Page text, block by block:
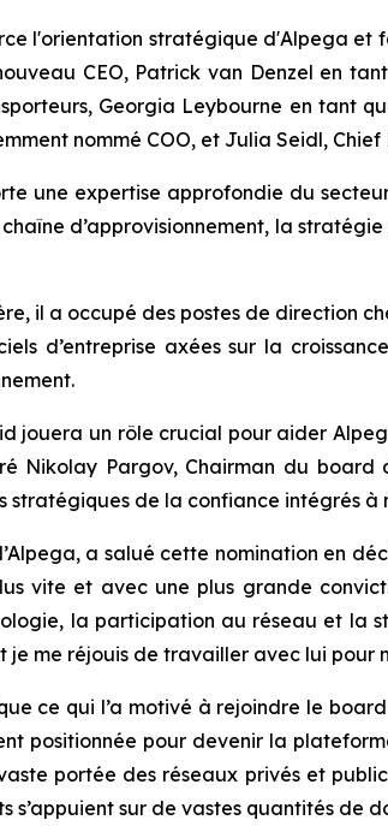
l'orientation stratégique d'Alpega et
CEO, Patrick van Denzel en
Georgia Leybourne en tant
nommé COO, et Julia Seidl,
une expertise approfondie du
d’approvisionnement, la
il a occupé des postes de direction
d’entreprise axées sur la
jouera un rôle crucial pour aider
Nikolay Pargov, Chairman du board
stratégiques de la confiance intégrés
a salué cette nomination en
vite et avec une plus grande
la participation au réseau et la
je me réjouis de travailler avec lui
ce qui l’a motivé à rejoindre le
positionnée pour devenir la
portée des réseaux privés et
s’appuient sur de vastes quantités de